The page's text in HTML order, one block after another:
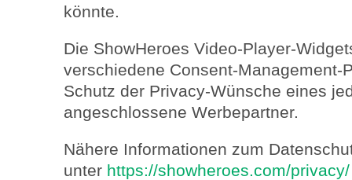
könnte.
Die ShowHeroes Video-Player-
verschiedene Consent-Management-
Schutz der Privacy-Wünsche eines
angeschlossene Werbepartner.
Nähere Informationen zum
unter https://showheroes.com/privacy/